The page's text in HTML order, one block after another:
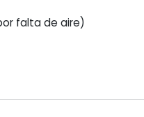
falta de aire)